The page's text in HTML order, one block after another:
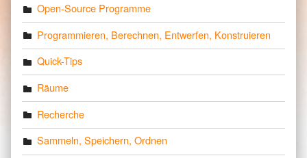
Open-Source Programme
Programmieren, Berechnen, Entwerfen, Konstruieren
Quick-Tips
Räume
Recherche
Sammeln, Speichern, Ordnen